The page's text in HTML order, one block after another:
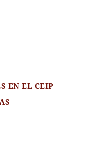
EN EL CEIP